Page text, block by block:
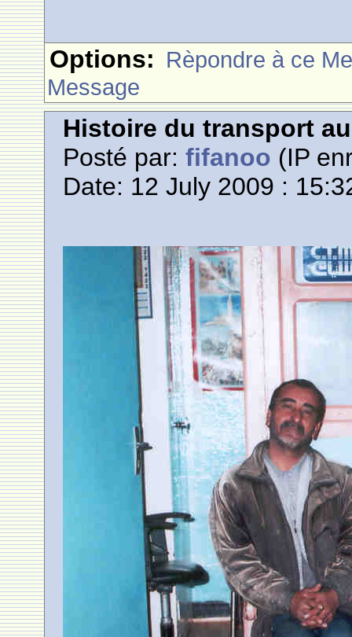
Options: Rèpondre à ce
Message
Histoire du transport
Posté par:fifanoo (IP
Date: 12 July 2009 :